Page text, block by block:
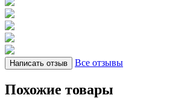
Написать отзыв Все отзывы
Похожие товары